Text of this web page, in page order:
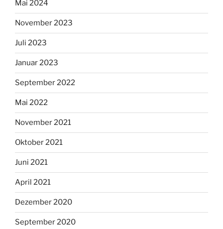
Mai 2024
November 2023
Juli 2023
Januar 2023
September 2022
Mai 2022
November 2021
Oktober 2021
Juni 2021
April 2021
Dezember 2020
September 2020